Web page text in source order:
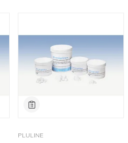
PLULINE